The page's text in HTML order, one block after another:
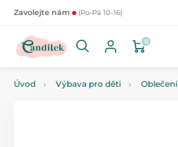
Zavolejte nám (Po-Pá 10-16)
0
Úvod Výbava pro děti Oblečení